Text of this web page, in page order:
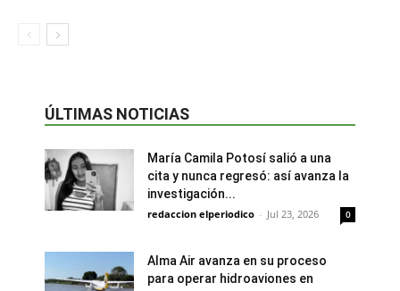
ÚLTIMAS NOTICIAS
María Camila Potosí salió a una
cita y nunca regresó: así avanza la
investigación...
redaccion elperiodico - Jul 23, 2026 0
Alma Air avanza en su proceso
para operar hidroaviones en